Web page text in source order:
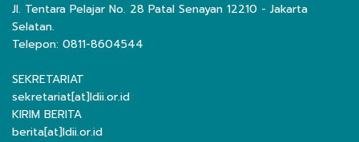
Jl. Tentara Pelajar No. 28 Patal Senayan 12210 - Jakarta
Selatan.
Telepon: 0811-8604544
SEKRETARIAT
sekretariat[at]ldii.or.id
KIRIM BERITA
berita[at]ldii.or.id